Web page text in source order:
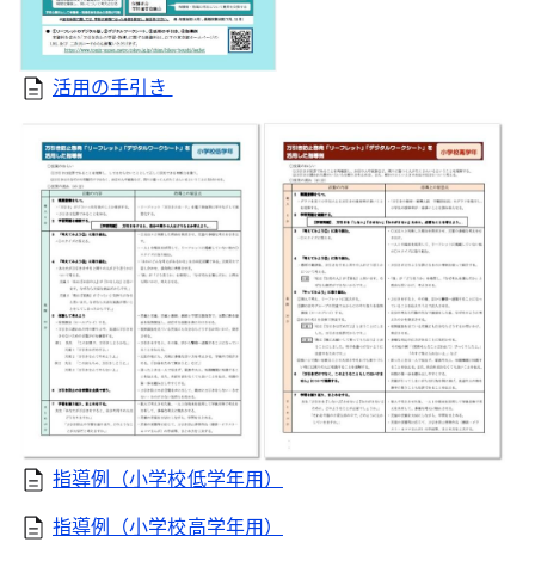
活用の手引き
指導例（小学校低学年用）
指導例（小学校高学年用）